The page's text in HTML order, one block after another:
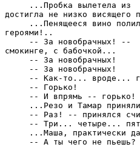
...Пробка вылетела из
достигла не низко висящего
...Пенящееся вино
героями!..
-- За новобрачных! --
смокинге, с бабочкой...
     -- За новобрачных!
     -- За новобрачных!
-- Как-то... вроде...
     -- Горько!
     -- И впрямь -- горько!
...Резо и Тамар
-- Раз! -- принялся
-- Три... четыре...
...Маша, практически
-- А ты чего не